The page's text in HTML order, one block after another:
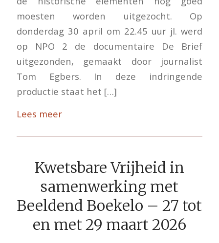
moesten worden uitgezocht. Op
donderdag 30 april om 22.45 uur jl. werd
op NPO 2 de documentaire De Brief
uitgezonden, gemaakt door journalist
Tom Egbers. In deze indringende
productie staat het […]
Lees meer
Kwetsbare Vrijheid in
samenwerking met
Beeldend Boekelo – 27 tot
en met 29 maart 2026